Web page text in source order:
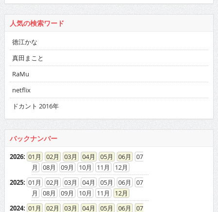
人気の検索ワード
徳江かな
真田まこと
RaMu
netflix
ドカント 2016年
バックナンバー
2026 : 01
08
09 10 11
12
01 02 03 04 05 06
08
09 10 11
12
01 02 03 04 05 06
08
09 10 11
12